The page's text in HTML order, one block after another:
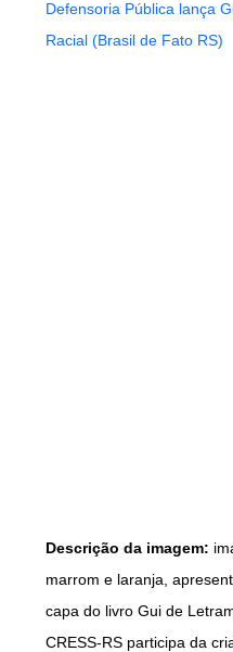
Defensoria Pública lança
Racial (Brasil de Fato RS)
Descrição da imagem:
marrom e laranja,
capa do livro Gui de
CRESS-RS participa da